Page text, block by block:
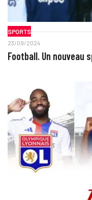
SPORTS
23/09/2024
Football. Un nouveau